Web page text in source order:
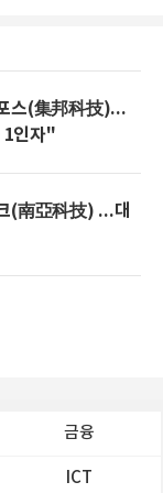
스(集邦科技)...
1인자"
(南亞科技) ...대
금융
ICT